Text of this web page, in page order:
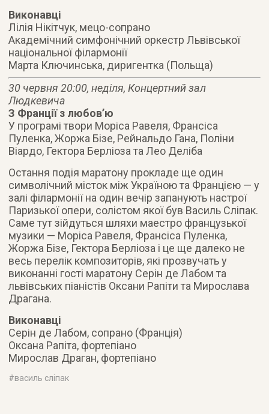
Виконавці
Лілія Нікітчук, мецо-сопрано
Академічний симфонічний оркестр Львівської
національної філармонії
Марта Ключинська, диригентка (Польща)
30 червня 20:00, неділя, Концертний зал
Людкевича
З Франції з любовʼю
У програмі твори Моріса Равеля, Франсіса
Пуленка, Жоржа Бізе, Рейнальдо Гана, Поліни
Віардо, Гектора Берліоза та Лео Деліба
Остання подія маратону прокладе ще один
символічний місток між Україною та Францією — у
залі філармонії на один вечір запанують настрої
Паризької опери, солістом якої був Василь Сліпак.
Саме тут зійдуться шляхи маестро французької
музики — Моріса Равеля, Франсіса Пуленка,
Жоржа Бізе, Гектора Берліоза і це ще далеко не
весь перелік композиторів, які прозвучать у
виконанні гості маратону Серін де Лабом та
львівських піаністів Оксани Рапіти та Мирослава
Драгана.
Виконавці
Серін де Лабом, сопрано (Франція)
Оксана Рапіта, фортепіано
Мирослав Драган, фортепіано
#василь сліпак